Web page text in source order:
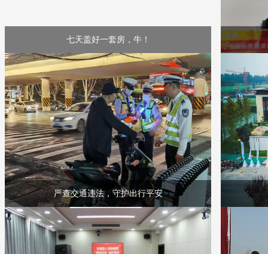
七天盖好一套房，牛！
严查交通违法，守护出行平安